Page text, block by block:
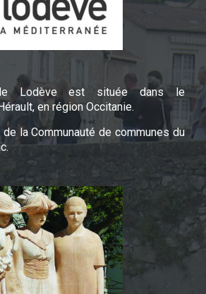
Lodève est située dans le
en région Occitanie.
la Communauté de communes du